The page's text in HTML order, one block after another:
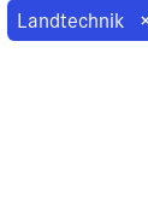
Landtechnik